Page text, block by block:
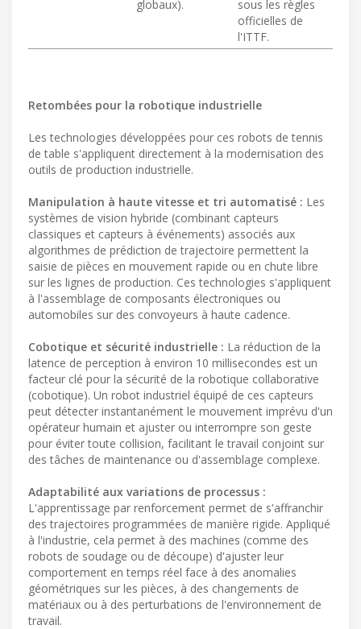
globaux).
sous les règles
officielles de
l'ITTF.
Retombées pour la robotique industrielle
Les technologies développées pour ces robots de tennis
de table s'appliquent directement à la modernisation des
outils de production industrielle.
Manipulation à haute vitesse et tri automatisé : Les
systèmes de vision hybride (combinant capteurs
classiques et capteurs à événements) associés aux
algorithmes de prédiction de trajectoire permettent la
saisie de pièces en mouvement rapide ou en chute libre
sur les lignes de production. Ces technologies s'appliquent
à l'assemblage de composants électroniques ou
automobiles sur des convoyeurs à haute cadence.
Cobotique et sécurité industrielle : La réduction de la
latence de perception à environ 10 millisecondes est un
facteur clé pour la sécurité de la robotique collaborative
(cobotique). Un robot industriel équipé de ces capteurs
peut détecter instantanément le mouvement imprévu d'un
opérateur humain et ajuster ou interrompre son geste
pour éviter toute collision, facilitant le travail conjoint sur
des tâches de maintenance ou d'assemblage complexe.
Adaptabilité aux variations de processus :
L'apprentissage par renforcement permet de s'affranchir
des trajectoires programmées de manière rigide. Appliqué
à l'industrie, cela permet à des machines (comme des
robots de soudage ou de découpe) d'ajuster leur
comportement en temps réel face à des anomalies
géométriques sur les pièces, à des changements de
matériaux ou à des perturbations de l'environnement de
travail.